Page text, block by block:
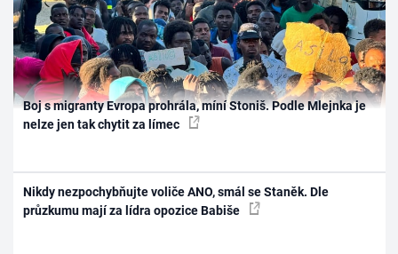
Boj s migranty Evropa prohrála, míní Stoniš. Podle Mlejnka je
nelze jen tak chytit za límec
Nikdy nezpochybňujte voliče ANO, smál se Staněk. Dle
průzkumu mají za lídra opozice Babiše